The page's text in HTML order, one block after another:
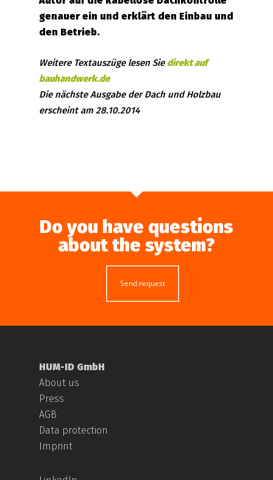
genauer ein und erklärt den Einbau und
den Betrieb.
Weitere Textauszüge lesen Sie direkt auf
bauhandwerk.de
Die nächste Ausgabe der Dach und Holzbau
erscheint am 28.10.2014
Do you have questions
about the system?
Send request
HUM-ID GmbH
About us
Press
AGB
Data protection
Imprint